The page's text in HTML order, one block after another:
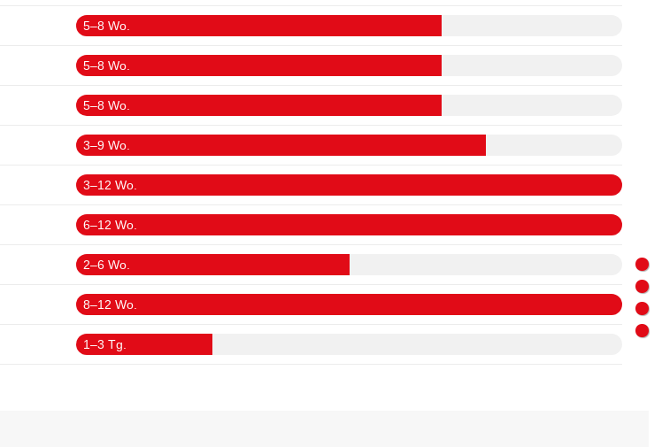
5–8 Wo.
5–8 Wo.
5–8 Wo.
3–9 Wo.
3–12 Wo.
6–12 Wo.
2–6 Wo.
8–12 Wo.
1–3 Tg.